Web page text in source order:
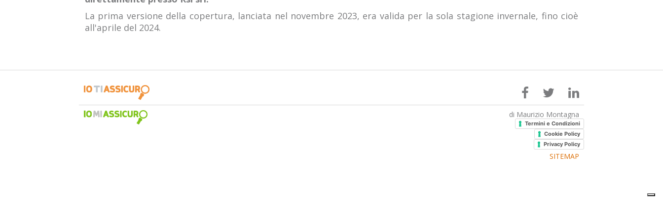
La prima versione della copertura, lanciata nel novembre 2023, era valida per la sola stagione invernale, fino cioè
all'aprile del 2024.
di Maurizio Montagna
Termini e Condizioni
Cookie Policy
Privacy Policy
SITEMAP